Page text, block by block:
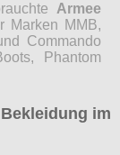
Armee
Marken MMB,
Commando
Phantom
im